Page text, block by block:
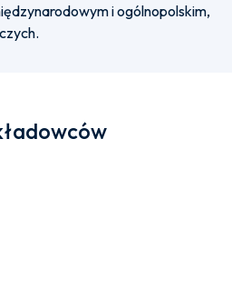
i ogólnopolskim,